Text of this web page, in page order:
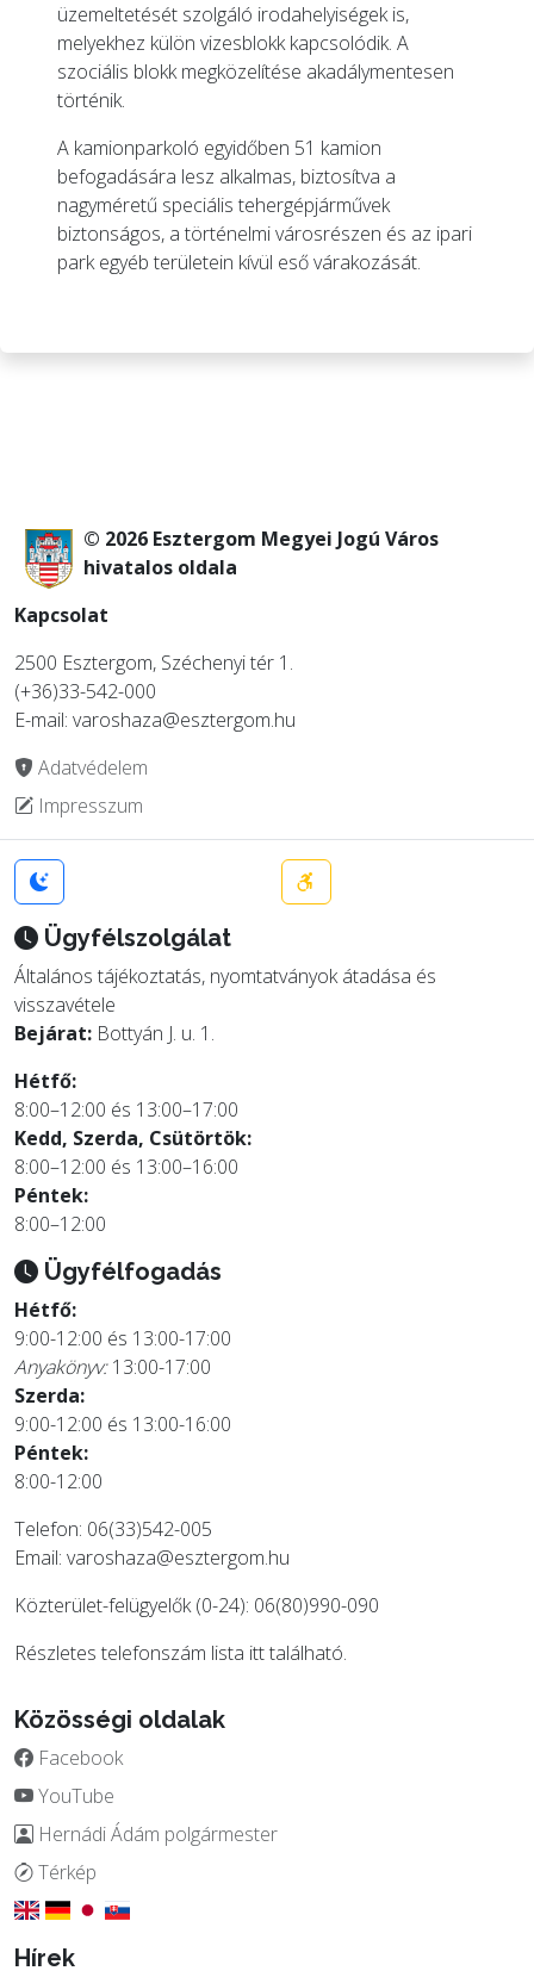
üzemeltetését szolgáló irodahelyiségek is,
melyekhez külön vizesblokk kapcsolódik. A
szociális blokk megközelítése akadálymentesen
történik.
A kamionparkoló egyidőben 51 kamion
befogadására lesz alkalmas, biztosítva a
nagyméretű speciális tehergépjárművek
biztonságos, a történelmi városrészen és az ipari
park egyéb területein kívül eső várakozását.
© 2026 Esztergom Megyei Jogú Város
hivatalos oldala
Kapcsolat
2500 Esztergom, Széchenyi tér 1.
(+36)33-542-000
E-mail: varoshaza@esztergom.hu
Adatvédelem
Impresszum
Ügyfélszolgálat
Általános tájékoztatás, nyomtatványok átadása és
visszavétele
Bejárat: Bottyán J. u. 1.
Hétfő:
8:00–12:00 és 13:00–17:00
Kedd, Szerda, Csütörtök:
8:00–12:00 és 13:00–16:00
Péntek:
8:00–12:00
Ügyfélfogadás
Hétfő:
9:00-12:00 és 13:00-17:00
Anyakönyv:13:00-17:00
Szerda:
9:00-12:00 és 13:00-16:00
Péntek:
8:00-12:00
Telefon: 06(33)542-005
Email: varoshaza@esztergom.hu
Közterület-felügyelők (0-24): 06(80)990-090
Részletes telefonszám lista itttalálható.
Közösségi oldalak
Facebook
YouTube
Hernádi Ádám polgármester
Térkép
Hírek